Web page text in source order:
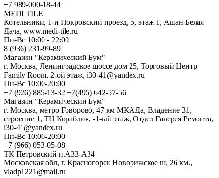
+7 989-000-18-44
MEDI TILE
Котельники, 1-й Покровский проезд, 5, этаж 1, Ашан Белая
Дача, www.medi-tile.ru
Пн-Вс 10:00 - 22:00
8 (936) 231-99-89
Магазин "Керамический Бум"
г. Москва, Ленинградское шоссе дом 25, Торговый Центр
Family Room, 2-ой этаж, i30-41@yandex.ru
Пн-Вс 10:00-20:00
+7 (926) 885-13-32 +7(495) 642-57-56
Магазин "Керамический Бум"
г. Москва, метро Говорово, 47 км МКАДа, Владение 31,
строение 1, ТЦ Кораблик, -1-ый этаж, Отдел Галерея Ремонта,
i30-41@yandex.ru
Пн-Вс 10:00-20:00
+7 (966) 053-05-08
ТК Петровский п.А33-А34
Московская обл, г. Красногорск Новорижское ш, 26 км.,
vladp1221@mail.ru